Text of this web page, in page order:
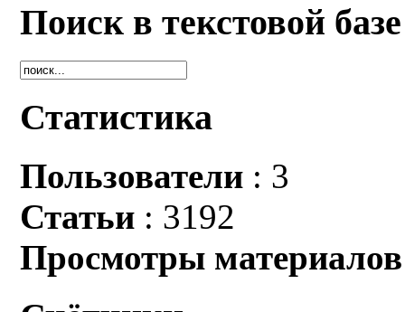
Поиск в текстовой базе
Статистика
Пользователи : 3
Статьи : 3192
Просмотры материалов